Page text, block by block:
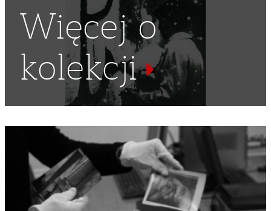
EMIGRANT POLONIA ,USA KOMBATANT KOMBATANCI
RONALD REAGAN
, PREZYDENCI POLACY W USA
POLONIA AMERYKAŃSKA ,
KONGRES POLONII
Więcej o
kolekcji